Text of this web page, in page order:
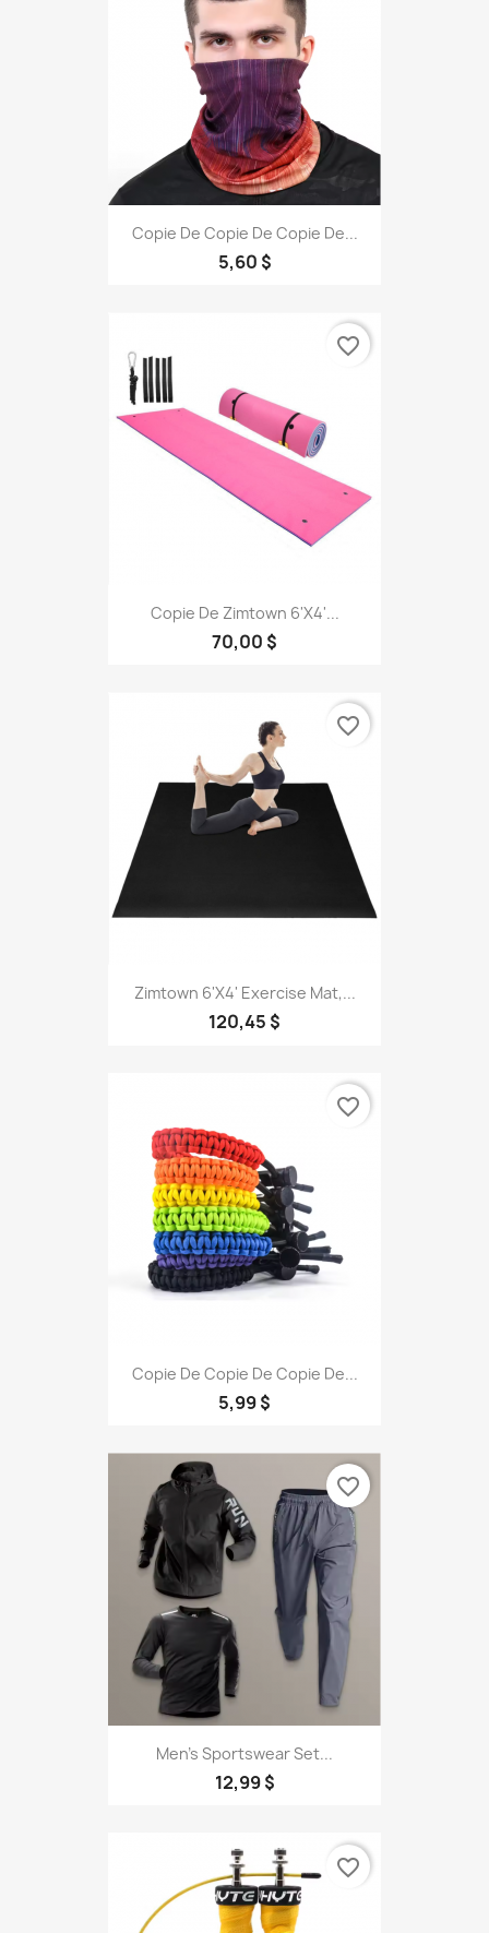
Copie De Copie De Copie De...
5,60 $
Copie De Zimtown 6'x4'...
70,00 $
favorite_border
Zimtown 6'x4' Exercise Mat,...
120,45 $
favorite_border
Copie De Copie De Copie De...
5,99 $
favorite_border
Men's Sportswear Set...
12,99 $
favorite_border
favorite_border